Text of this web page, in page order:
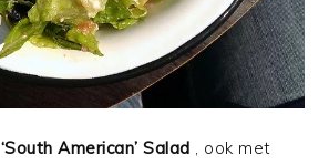
‘South American’ Salad , ook met